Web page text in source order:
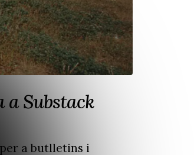
Substack
a butlletins i